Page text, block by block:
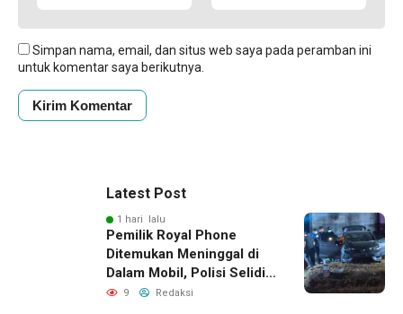
Simpan nama, email, dan situs web saya pada peramban ini
untuk komentar saya berikutnya.
Latest Post
1 hari lalu
Pemilik Royal Phone
Ditemukan Meninggal di
Dalam Mobil, Polisi Selidiki
Dugaan Keterkaitan
9 Redaksi